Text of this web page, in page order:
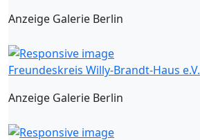
Anzeige Galerie Berlin
Freundeskreis Willy-Brandt-Haus e.V.
Anzeige Galerie Berlin